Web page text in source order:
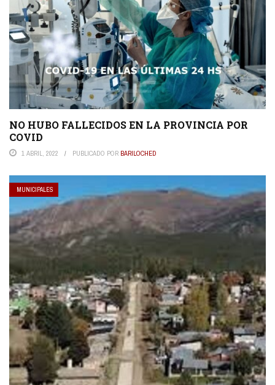
NO HUBO FALLECIDOS EN LA PROVINCIA POR
COVID
1 ABRIL, 2022 PUBLICADO POR BARILOCHED
MUNICIPALES